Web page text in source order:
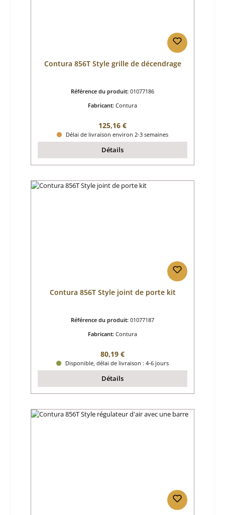
Contura 856T Style grille de décendrage
Référence du produit: 01077186
Fabricant: Contura
Prix régulier :
125,16 €
Délai de livraison environ 2-3 semaines
Détails
Contura 856T Style joint de porte kit
Référence du produit: 01077187
Fabricant: Contura
Prix régulier :
80,19 €
Disponible, délai de livraison : 4-6 jours
Détails